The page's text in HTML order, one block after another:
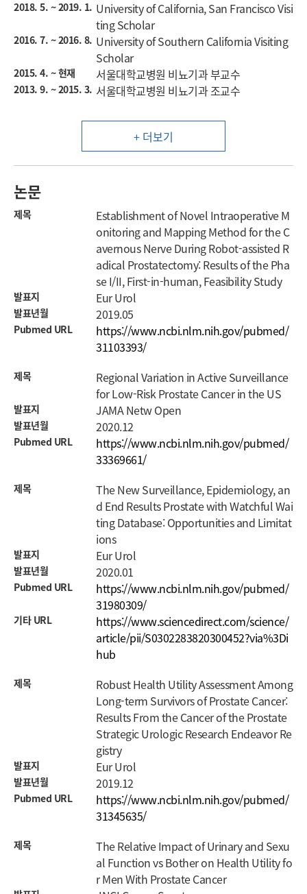
2018. 5. ~ 2019. 1. University of California, San Francisco Visi
ting Scholar
2016. 7. ~ 2016. 8. University of Southern California Visiting
Scholar
2015. 4. ~ 현재 서울대학교병원 비뇨기과 부교수
2013. 9. ~ 2015. 3. 서울대학교병원 비뇨기과 조교수
+ 더보기
논문
제목
Establishment of Novel Intraoperative M
onitoring and Mapping Method for the C
avernous Nerve During Robot-assisted R
adical Prostatectomy: Results of the Pha
se I/II, First-in-human, Feasibility Study
발표지 Eur Urol
발표년월 2019.05
Pubmed URL
https://www.ncbi.nlm.nih.gov/pubmed/
31103393/
제목
Regional Variation in Active Surveillance
for Low-Risk Prostate Cancer in the US
발표지 JAMA Netw Open
발표년월 2020.12
Pubmed URL
https://www.ncbi.nlm.nih.gov/pubmed/
33369661/
제목
The New Surveillance, Epidemiology, an
d End Results Prostate with Watchful Wai
ting Database: Opportunities and Limitat
ions
발표지 Eur Urol
발표년월 2020.01
Pubmed URL
https://www.ncbi.nlm.nih.gov/pubmed/
31980309/
기타 URL
https://www.sciencedirect.com/science/
article/pii/S0302283820300452?via%3Di
hub
제목
Robust Health Utility Assessment Among
Long-term Survivors of Prostate Cancer:
Results From the Cancer of the Prostate
Strategic Urologic Research Endeavor Re
gistry
발표지 Eur Urol
발표년월 2019.12
Pubmed URL
https://www.ncbi.nlm.nih.gov/pubmed/
31345635/
제목
The Relative Impact of Urinary and Sexu
al Function vs Bother on Health Utility fo
r Men With Prostate Cancer